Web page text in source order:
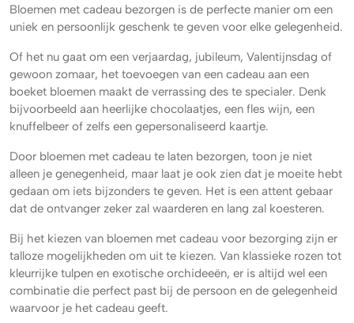
Bloemen met cadeau bezorgen is de perfecte manier om een
uniek en persoonlijk geschenk te geven voor elke gelegenheid.
Of het nu gaat om een verjaardag, jubileum, Valentijnsdag of
gewoon zomaar, het toevoegen van een cadeau aan een
boeket bloemen maakt de verrassing des te specialer. Denk
bijvoorbeeld aan heerlijke chocolaatjes, een fles wijn, een
knuffelbeer of zelfs een gepersonaliseerd kaartje.
Door bloemen met cadeau te laten bezorgen, toon je niet
alleen je genegenheid, maar laat je ook zien dat je moeite hebt
gedaan om iets bijzonders te geven. Het is een attent gebaar
dat de ontvanger zeker zal waarderen en lang zal koesteren.
Bij het kiezen van bloemen met cadeau voor bezorging zijn er
talloze mogelijkheden om uit te kiezen. Van klassieke rozen tot
kleurrijke tulpen en exotische orchideeën, er is altijd wel een
combinatie die perfect past bij de persoon en de gelegenheid
waarvoor je het cadeau geeft.